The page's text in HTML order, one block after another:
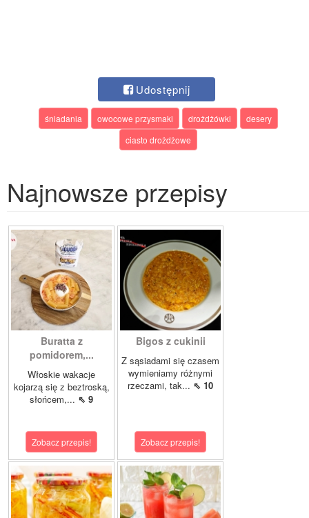
Udostępnij
śniadania owocowe przysmaki drożdżówki
desery
ciasto drożdżowe
Najnowsze przepisy
Buratta z
pomidorem,...
Włoskie wakacje
kojarzą się z beztroską,
słońcem,... ⇖ 9
Zobacz przepis!
Bigos z cukinii
Z sąsiadami się czasem
wymieniamy różnymi
rzeczami, tak... ⇖ 10
Zobacz przepis!